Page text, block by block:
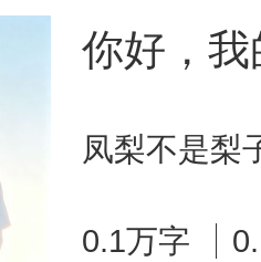
你好，
凤梨不是梨
0.1万字